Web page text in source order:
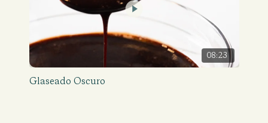
08:23
Glaseado Oscuro